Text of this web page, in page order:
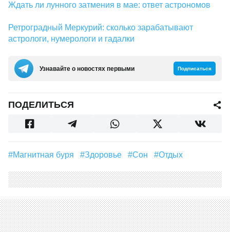
Ждать ли лунного затмения в мае: ответ астрономов
Ретроградный Меркурий: сколько зарабатывают
астрологи, нумерологи и гадалки
Узнавайте о новостях первыми Подписаться
ПОДЕЛИТЬСЯ
#магнитная буря #Здоровье #Сон #отдых